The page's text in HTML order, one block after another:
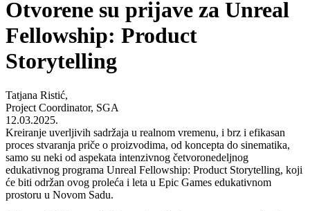
Otvorene su prijave za Unreal
Fellowship: Product
Storytelling
Tatjana Ristić,
Project Coordinator, SGA
12.03.2025.
Kreiranje uverljivih sadržaja u realnom vremenu, i brz i efikasan
proces stvaranja priče o proizvodima, od koncepta do sinematika,
samo su neki od aspekata intenzivnog četvoronedeljnog
edukativnog programa Unreal Fellowship: Product Storytelling, koji
će biti održan ovog proleća i leta u Epic Games edukativnom
prostoru u Novom Sadu.